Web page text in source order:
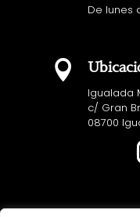
De lunes

Igualada
c/ Gran
08700